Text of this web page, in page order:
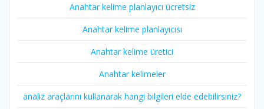
Anahtar kelime planlayıcı ücretsiz
Anahtar kelime planlayıcısı
Anahtar kelime üretici
Anahtar kelimeler
analiz araçlarını kullanarak hangi bilgileri elde edebilirsiniz?